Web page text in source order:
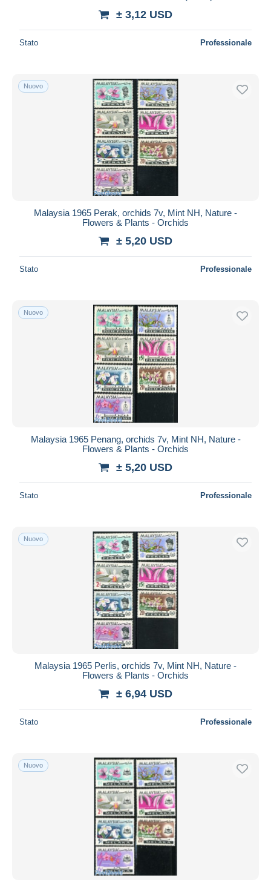
± 3,12 USD
Stato Professionale
Nuovo
Malaysia 1965 Perak, orchids 7v, Mint NH, Nature -
Flowers & Plants - Orchids
± 5,20 USD
Stato Professionale
Nuovo
Malaysia 1965 Penang, orchids 7v, Mint NH, Nature -
Flowers & Plants - Orchids
± 5,20 USD
Stato Professionale
Nuovo
Malaysia 1965 Perlis, orchids 7v, Mint NH, Nature -
Flowers & Plants - Orchids
± 6,94 USD
Stato Professionale
Nuovo